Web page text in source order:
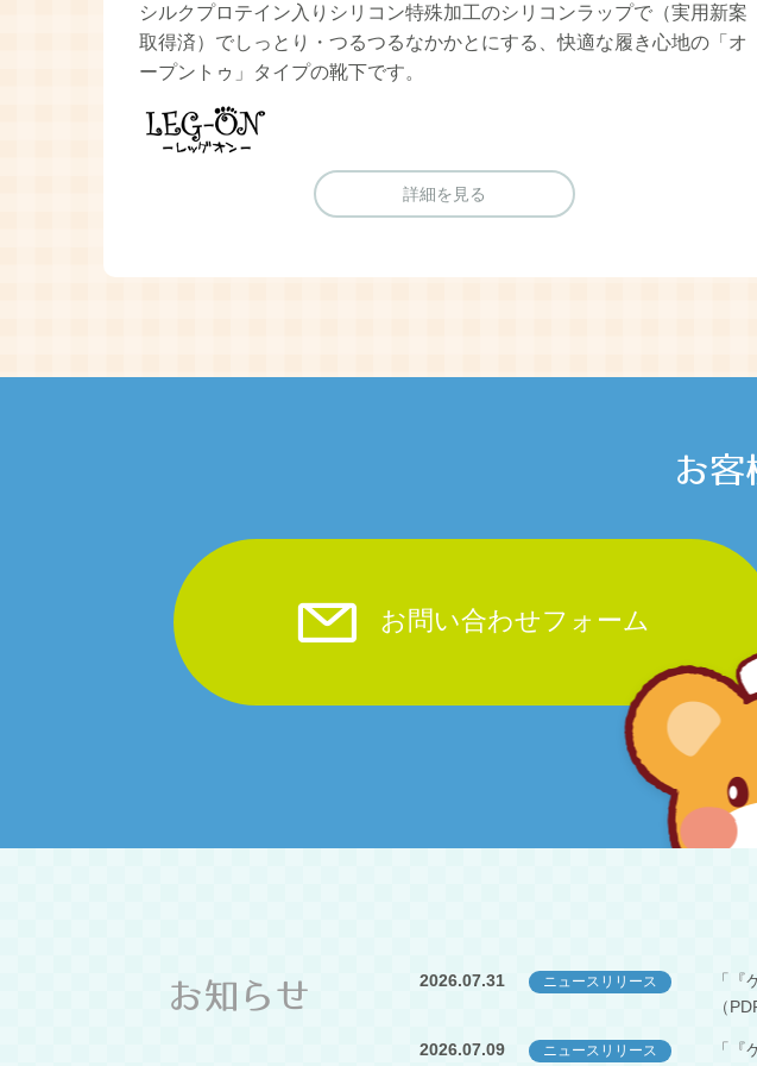
シルクプロテイン入りシリコン特殊加工のシリコンラップで（実用新案
取得済）でしっとり・つるつるなかかとにする、快適な履き心地の「オ
ープントゥ」タイプの靴下です。
詳細を見る
お客
お問い合わせフォーム
お知らせ 2026.07.31 ニュースリリース
「
（
2026.07.09 ニュースリリース 「